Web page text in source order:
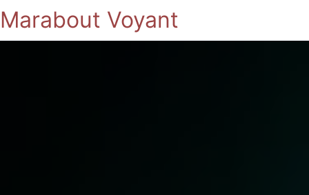
Marabout Voyant